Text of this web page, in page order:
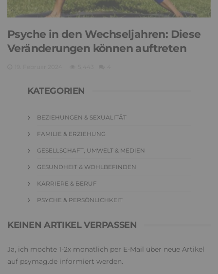
Psyche in den Wechseljahren: Diese
Veränderungen können auftreten
KATEGORIEN
BEZIEHUNGEN & SEXUALITÄT
FAMILIE & ERZIEHUNG
GESELLSCHAFT, UMWELT & MEDIEN
GESUNDHEIT & WOHLBEFINDEN
KARRIERE & BERUF
PSYCHE & PERSÖNLICHKEIT
KEINEN ARTIKEL VERPASSEN
Ja, ich möchte 1-2x monatlich per E-Mail über neue Artikel
auf psymag.de informiert werden.